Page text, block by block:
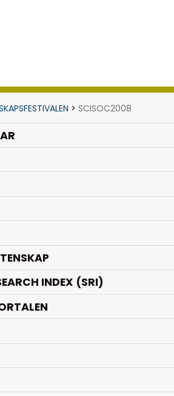
> SCISOC2008
INDEX (SRI)